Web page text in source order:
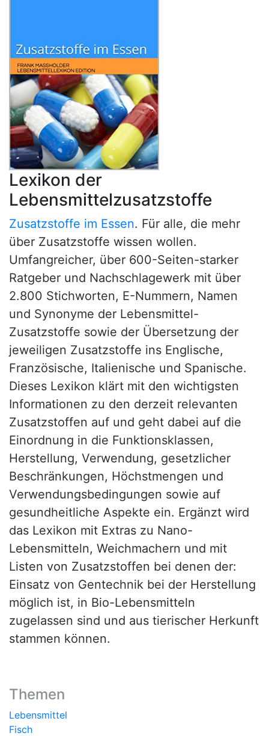
Lexikon der
Lebensmittelzusatzstoffe
Zusatzstoffe im Essen. Für alle, die mehr
über Zusatzstoffe wissen wollen.
Umfangreicher, über 600-Seiten-starker
Ratgeber und Nachschlagewerk mit über
2.800 Stichworten, E-Nummern, Namen
und Synonyme der Lebensmittel-
Zusatzstoffe sowie der Übersetzung der
jeweiligen Zusatzstoffe ins Englische,
Französische, Italienische und Spanische.
Dieses Lexikon klärt mit den wichtigsten
Informationen zu den derzeit relevanten
Zusatzstoffen auf und geht dabei auf die
Einordnung in die Funktionsklassen,
Herstellung, Verwendung, gesetzlicher
Beschränkungen, Höchstmengen und
Verwendungsbedingungen sowie auf
gesundheitliche Aspekte ein. Ergänzt wird
das Lexikon mit Extras zu Nano-
Lebensmitteln, Weichmachern und mit
Listen von Zusatzstoffen bei denen der:
Einsatz von Gentechnik bei der Herstellung
möglich ist, in Bio-Lebensmitteln
zugelassen sind und aus tierischer Herkunft
stammen können.
Themen
Lebensmittel
Fisch